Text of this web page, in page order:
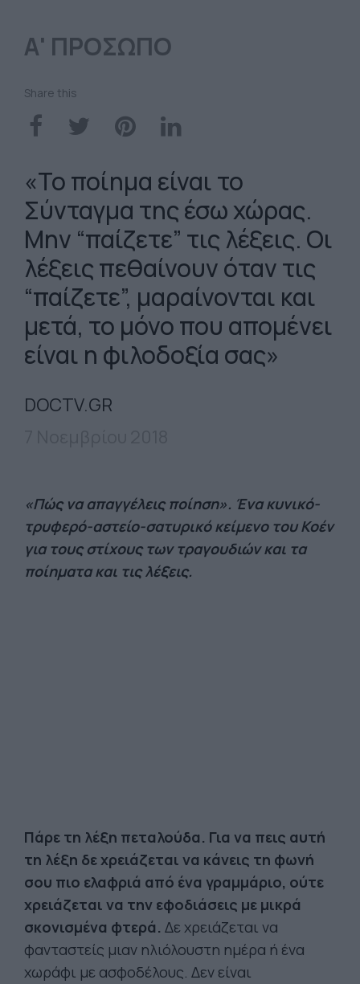
Α' ΠΡΟΣΩΠΟ
Share this
«Το ποίημα είναι το
Σύνταγμα της έσω χώρας.
Μην “παίζετε” τις λέξεις. Οι
λέξεις πεθαίνουν όταν τις
“παίζετε”, μαραίνονται και
μετά, το μόνο που απομένει
είναι η φιλοδοξία σας»
DOCTV.GR
«Πώς να απαγγέλεις ποίηση». Ένα κυνικό-
τρυφερό-αστείο-σατυρικό κείμενο του Κοέν
για τους στίχους των τραγουδιών και τα
ποίηματα και τις λέξεις.
Πάρε τη λέξη πεταλούδα. Για να πεις αυτή
τη λέξη δε χρειάζεται να κάνεις τη φωνή
σου πιο ελαφριά από ένα γραμμάριο, ούτε
χρειάζεται να την εφοδιάσεις με μικρά
σκονισμένα φτερά. Δε χρειάζεται να
φανταστείς μιαν ηλιόλουστη ημέρα ή ένα
χωράφι με ασφοδέλους. Δεν είναι